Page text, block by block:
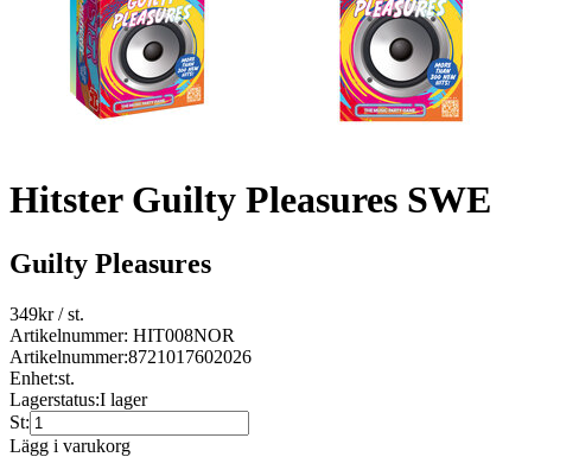
Hitster Guilty Pleasures SWE
Guilty Pleasures
349kr/ st.
Artikelnummer: HIT008NOR
Artikelnummer:8721017602026
Enhet:st.
Lagerstatus:I lager
St:
Lägg i varukorg